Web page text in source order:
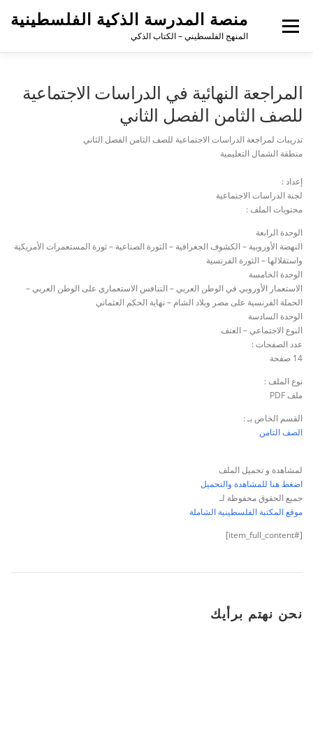
منصة المدرسة الذكية الفلسطينية
المنهج الفلسطيني – الكتاب الذكي
القائمة
المراجعة النهائية في الدراسات الاجتماعية
للصف الثامن الفصل الثاني
تدريبات لمراجعة الدراسات الاجتماعية للصف الثامن الفصل الثاني
منطقة الشمال التعليمية
إعداد :
لجنة الدراسات الاجتماعية
محتويات الملف :
الوحدة الرابعة
النهضة الأوروبية – الكشوف الجغرافية – الثورة الصناعية – ثورة المستعمرات الأمريكية
واستقلالها – الثورة الفرنسية
الوحدة الخامسة
الاستعمار الأوروبي في الوطن العربي – التنافس الاستعماري على الوطن العربي –
الحملة الفرنسية على مصر وبلاد الشام – نهاية الحكم العثماني
الوحدة السادسة
النوع الاجتماعي – العنف
عدد الصفحات :
14 صفحة
نوع الملف :
ملف PDF
القسم الخاص بـ :
الصف الثامن
لمشاهدة و تحميل الملف
اضغط هنا للمشاهدة والتحميل
جميع الحقوق محفوظة لـ
موقع المكتبة الفلسطينية الشاملة
[#item_full_content]
نحن نهتم برأيك